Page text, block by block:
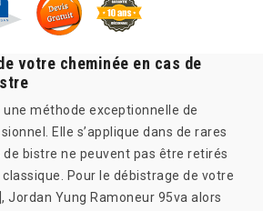
votre cheminée en cas de
une méthode exceptionnelle de
Elle s’applique dans de rares
de bistre ne peuvent pas être retirés
Pour le débistrage de votre
Jordan Yung Ramoneur 95va alors